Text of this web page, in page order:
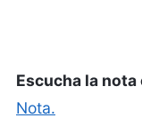
Escucha la
Nota.